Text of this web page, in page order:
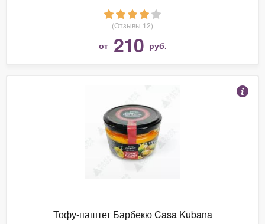
(Отзывы 12)
от 210 руб.
Тофу-паштет Барбекю Casa Kubana